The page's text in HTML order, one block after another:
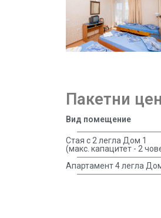
Пакетни
Вид помещение
Стая с 2 легла Дом 1
(макс. капацитет - 2
Апартамент 4 легла